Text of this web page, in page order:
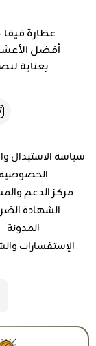
أفضل
بعناية
سياسة الاستبدال
الخصوصية
مركز الدعم
الشهادة
المدونة
الإستفسارات